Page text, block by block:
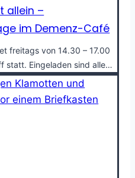
allein –
im Demenz-Café
freitags von 14.30 – 17.00
statt. Eingeladen sind alle…